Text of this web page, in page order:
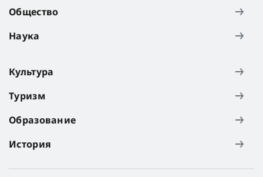
Общество
Наука
Культура
Туризм
Образование
История